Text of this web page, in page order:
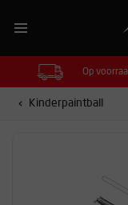
Op
Kinderpaintball